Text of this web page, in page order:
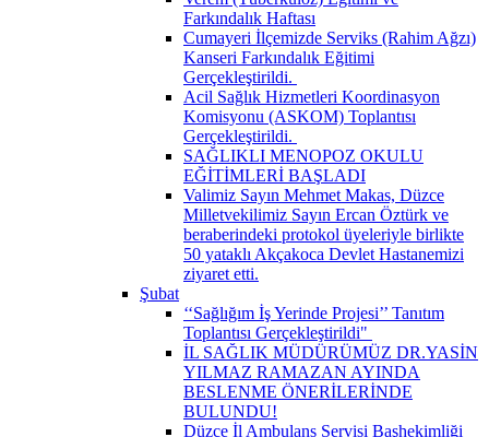
Farkındalık Haftası
Cumayeri İlçemizde Serviks (Rahim Ağzı)
Kanseri Farkındalık Eğitimi
Gerçekleştirildi. ​
Acil Sağlık Hizmetleri Koordinasyon
Komisyonu (ASKOM) Toplantısı
Gerçekleştirildi. ​
SAĞLIKLI MENOPOZ OKULU
EĞİTİMLERİ BAŞLADI
Valimiz Sayın Mehmet Makas, Düzce
Milletvekilimiz Sayın Ercan Öztürk ve
beraberindeki protokol üyeleriyle birlikte
50 yataklı Akçakoca Devlet Hastanemizi
ziyaret etti.
Şubat
‘‘Sağlığım İş Yerinde Projesi’’ Tanıtım
Toplantısı Gerçekleştirildi" ​
İL SAĞLIK MÜDÜRÜMÜZ DR.YASİN
YILMAZ RAMAZAN AYINDA
BESLENME ÖNERİLERİNDE
BULUNDU!
Düzce İl Ambulans Servisi Başhekimliği